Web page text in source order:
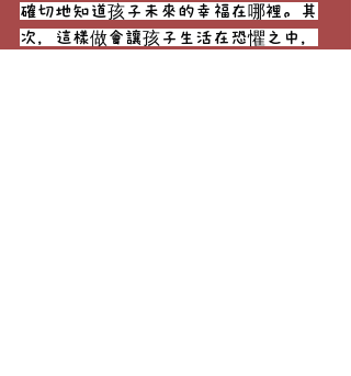
確切地知道孩子未來的幸福在哪裡。其
次，這樣做會讓孩子生活在恐懼之中，